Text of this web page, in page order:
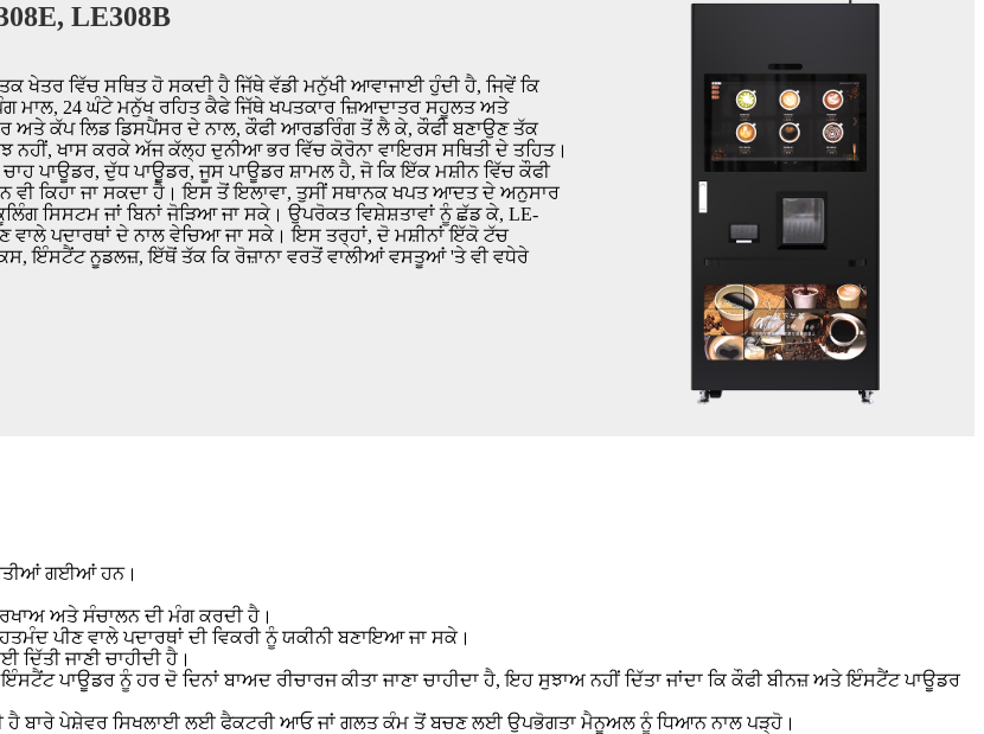
LE308B
ਖੇਤਰ ਵਿੱਚ ਸਥਿਤ ਹੋ ਸਕਦੀ ਹੈ ਜਿੱਥੇ ਵੱਡੀ ਮਨੁੱਖੀ ਆਵਾਜਾਈ ਹੁੰਦੀ ਹੈ, ਜਿਵੇਂ ਕਿ
ਮਾਲ, 24 ਘੰਟੇ ਮਨੁੱਖ ਰਹਿਤ ਕੈਫੇ ਜਿੱਥੇ ਖਪਤਕਾਰ ਜ਼ਿਆਦਾਤਰ ਸਹੂਲਤ ਅਤੇ
ਕੱਪ ਲਿਡ ਡਿਸਪੈਂਸਰ ਦੇ ਨਾਲ, ਕੌਫੀ ਆਰਡਰਿੰਗ ਤੋਂ ਲੈ ਕੇ, ਕੌਫੀ ਬਣਾਉਣ ਤੱਕ
ਖਾਸ ਕਰਕੇ ਅੱਜ ਕੱਲ੍ਹ ਦੁਨੀਆ ਭਰ ਵਿੱਚ ਕੋਰੋਨਾ ਵਾਇਰਸ ਸਥਿਤੀ ਦੇ ਤਹਿਤ।
ਪਾਊਡਰ, ਦੁੱਧ ਪਾਊਡਰ, ਜੂਸ ਪਾਊਡਰ ਸ਼ਾਮਲ ਹੈ, ਜੋ ਕਿ ਇੱਕ ਮਸ਼ੀਨ ਵਿੱਚ ਕੌਫੀ
ਵੀ ਕਿਹਾ ਜਾ ਸਕਦਾ ਹੈ। ਇਸ ਤੋਂ ਇਲਾਵਾ, ਤੁਸੀਂ ਸਥਾਨਕ ਖਪਤ ਆਦਤ ਦੇ ਅਨੁਸਾਰ
ਸਿਸਟਮ ਜਾਂ ਬਿਨਾਂ ਜੋੜਿਆ ਜਾ ਸਕੇ। ਉਪਰੋਕਤ ਵਿਸ਼ੇਸ਼ਤਾਵਾਂ ਨੂੰ ਛੱਡ ਕੇ, LE-
ਵਾਲੇ ਪਦਾਰਥਾਂ ਦੇ ਨਾਲ ਵੇਚਿਆ ਜਾ ਸਕੇ। ਇਸ ਤਰ੍ਹਾਂ, ਦੋ ਮਸ਼ੀਨਾਂ ਇੱਕੋ ਟੱਚ
ਇੰਸਟੈਂਟ ਨੂਡਲਜ਼, ਇੱਥੋਂ ਤੱਕ ਕਿ ਰੋਜ਼ਾਨਾ ਵਰਤੋਂ ਵਾਲੀਆਂ ਵਸਤੂਆਂ 'ਤੇ ਵੀ ਵਧੇਰੇ
ਗਈਆਂ ਹਨ।
ਅਤੇ ਸੰਚਾਲਨ ਦੀ ਮੰਗ ਕਰਦੀ ਹੈ।
ਪੀਣ ਵਾਲੇ ਪਦਾਰਥਾਂ ਦੀ ਵਿਕਰੀ ਨੂੰ ਯਕੀਨੀ ਬਣਾਇਆ ਜਾ ਸਕੇ।
ਜਾਣੀ ਚਾਹੀਦੀ ਹੈ।
ਪਾਊਡਰ ਨੂੰ ਹਰ ਦੋ ਦਿਨਾਂ ਬਾਅਦ ਰੀਚਾਰਜ ਕੀਤਾ ਜਾਣਾ ਚਾਹੀਦਾ ਹੈ, ਇਹ ਸੁਝਾਅ ਨਹੀਂ ਦਿੱਤਾ ਜਾਂਦਾ ਕਿ ਕੌਫੀ ਬੀਨਜ਼ ਅਤੇ ਇੰਸਟੈਂਟ ਪਾਊਡਰ
ਹੈ ਬਾਰੇ ਪੇਸ਼ੇਵਰ ਸਿਖਲਾਈ ਲਈ ਫੈਕਟਰੀ ਆਓ ਜਾਂ ਗਲਤ ਕੰਮ ਤੋਂ ਬਚਣ ਲਈ ਉਪਭੋਗਤਾ ਮੈਨੂਅਲ ਨੂੰ ਧਿਆਨ ਨਾਲ ਪੜ੍ਹੋ।